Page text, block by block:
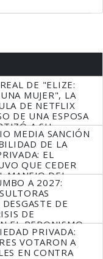
DE "ELIZE:
MUJER", LA
DE NETFLIX
DE UNA ESPOSA
A SU
MEDIA SANCIÓN
DE LA
EL
QUE CEDER
MANEJO DEL
A 2027:
DE
DE
EL PERONISMO
PRIVADA:
VOTARON A
EN CONTRA